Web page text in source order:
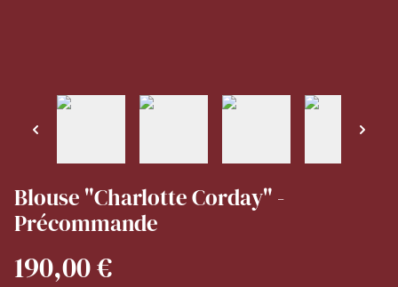
Blouse "Charlotte Corday" -
Précommande
190,00 €